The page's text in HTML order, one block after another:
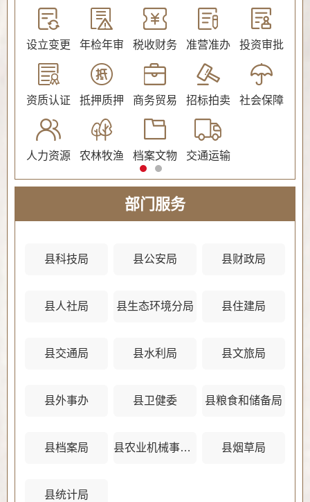
设立变更 年检年审 税收财务 准营准办 投资审批
资质认证 抵押质押 商务贸易 招标拍卖 社会保障
人力资源 农林牧渔 档案文物 交通运输
部门服务
县科技局 县公安局 县财政局
县人社局 县生态环境分局 县住建局
县交通局 县水利局 县文旅局
县外事办 县卫健委 县粮食和储备局
县档案局 县农业机械事务管理中心 县烟草局
县统计局